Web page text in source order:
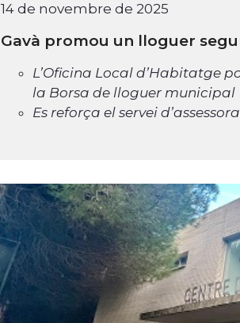
14 de novembre de 2025
Gavà promou un lloguer
L’Oficina Local d’Habitatge
la Borsa de lloguer municipal
Es reforça el servei